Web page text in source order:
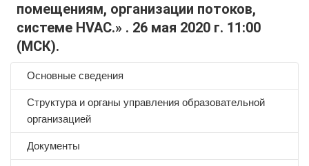
помещениям, организации потоков,
системе HVAC.» . 26 мая 2020 г. 11:00
(МСК).
Основные сведения
Структура и органы управления образовательной
организацией
Документы